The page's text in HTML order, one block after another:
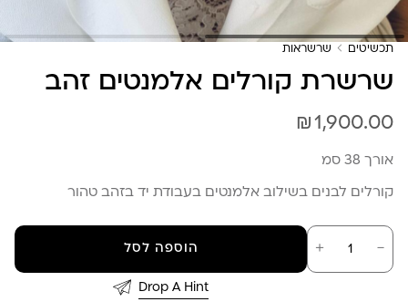
תכשיטים שרשראות
שרשרת קורלים אלמנטים זהב
₪1,900.00
אורך 38 סמ
קורלים לבנים בשילוב אלמנטים בעבודת יד בזהב טהור
－
כמות
של
שרשרת
＋ הוספה לסל
Drop A Hint